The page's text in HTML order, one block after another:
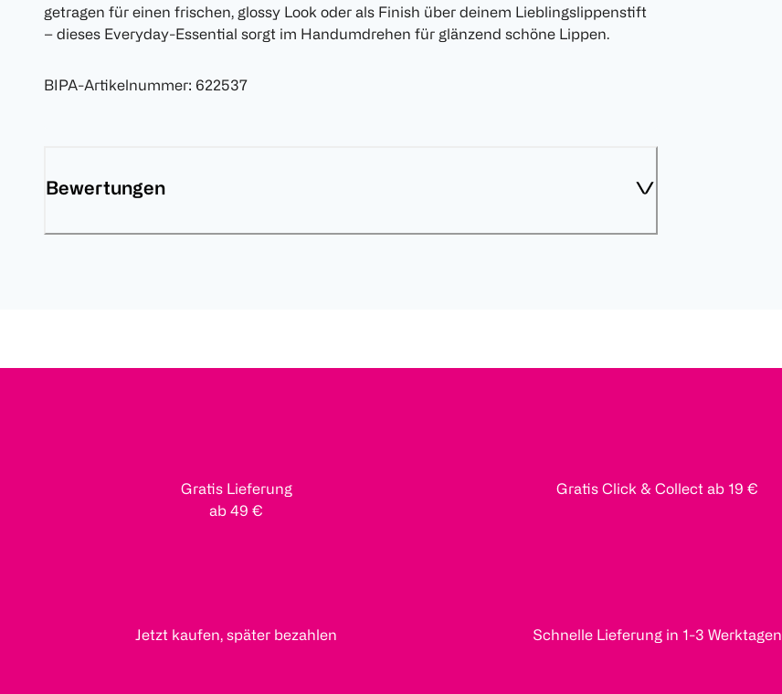
getragen für einen frischen, glossy Look oder als Finish über deinem Lieblingslippenstift
– dieses Everyday-Essential sorgt im Handumdrehen für glänzend schöne Lippen.
BIPA-Artikelnummer: 622537
Bewertungen
Gratis Lieferung
ab 49 €
Gratis Click & Collect ab 19 €
Jetzt kaufen, später bezahlen Schnelle Lieferung in 1-3 Werktagen